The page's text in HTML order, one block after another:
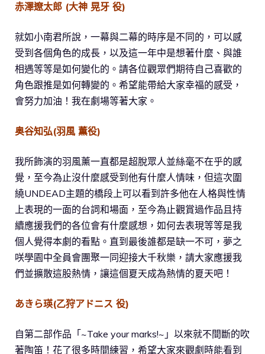
赤澤遼太郎 (大神 晃牙 役)
就如小南君所說，一幕與二幕的時序是不同的，可以感
受到各個角色的成長，以及這一年中是想著什麼、與誰
相遇等等是如何變化的。請各位觀眾們期待自己喜歡的
角色跟推是如何轉變的。希望能帶給大家幸福的感受，
會努力加油！我在劇場等著大家。
奥谷知弘(羽風 薫役)
我所飾演的羽風薰一直都是超脫眾人並絲毫不在乎的感
覺，至今為止沒什麼感受到他有什麼人情味，但這次圍
繞UNDEAD主題的橋段上可以看到許多他在人格與性情
上表現的一面的台詞和場面，至今為止觀賞過作品且持
續應援我們的各位會有什麼感想，如何去表現等等是我
個人覺得本劇的看點。直到最後誰都是缺一不可，夢之
咲學園中全員會團聚一同迎接大千秋樂，請大家應援我
們並擴散這股熱情，讓這個夏天成為熱情的夏天吧！
あきら瑛(乙狩アドニス 役)
自第二部作品「~Take your marks!~」以來就不間斷的吹
著陶笛！花了很多時間練習，希望大家來觀劇時能看到